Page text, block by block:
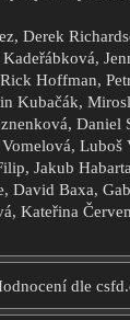
Derek
Kadeřábková,
Hoffman,
Kubačák,
Daniel
Jakub
David Baxa,
Kateřina
dle